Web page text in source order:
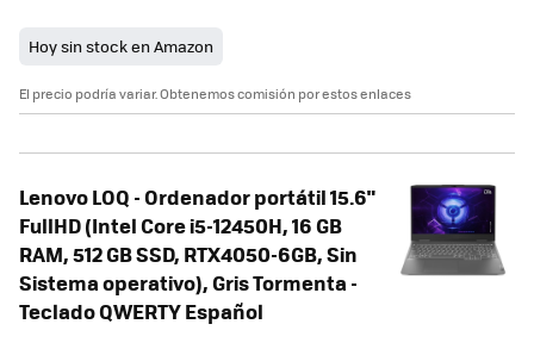
Hoy sin stock en Amazon
El precio podría variar. Obtenemos comisión por estos enlaces
Lenovo LOQ - Ordenador portátil 15.6"
FullHD (Intel Core i5-12450H, 16 GB
RAM, 512 GB SSD, RTX4050-6GB, Sin
Sistema operativo), Gris Tormenta -
Teclado QWERTY Español